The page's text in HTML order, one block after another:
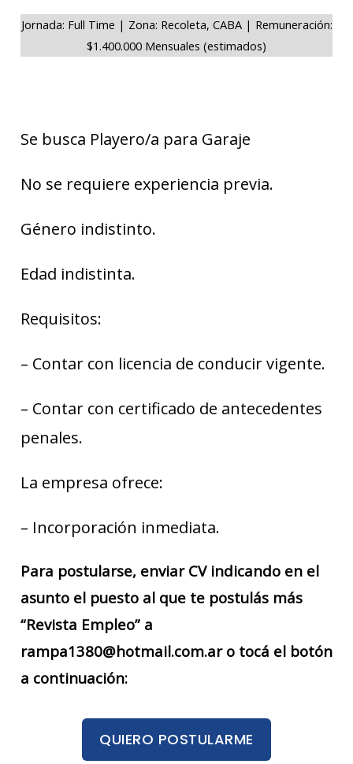
Jornada: Full Time | Zona: Recoleta, CABA | Remuneración:
$1.400.000 Mensuales (estimados)
Se busca Playero/a para Garaje
No se requiere experiencia previa.
Género indistinto.
Edad indistinta.
Requisitos:
– Contar con licencia de conducir vigente.
– Contar con certificado de antecedentes
penales.
La empresa ofrece:
– Incorporación inmediata.
Para postularse, enviar CV indicando en el
asunto el puesto al que te postulás más
“Revista Empleo” a
rampa1380@hotmail.com.ar o tocá el botón
a continuación:
QUIERO POSTULARME